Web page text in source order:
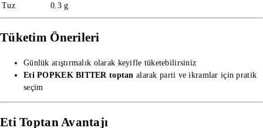
Tuz
0.3 g
Tüketim Önerileri
Günlük atıştırmalık olarak keyifle tüketebilirsiniz
Eti POPKEK BITTER toptan alarak parti ve ikramlar için pratik
seçim
Eti Toptan Avantajı